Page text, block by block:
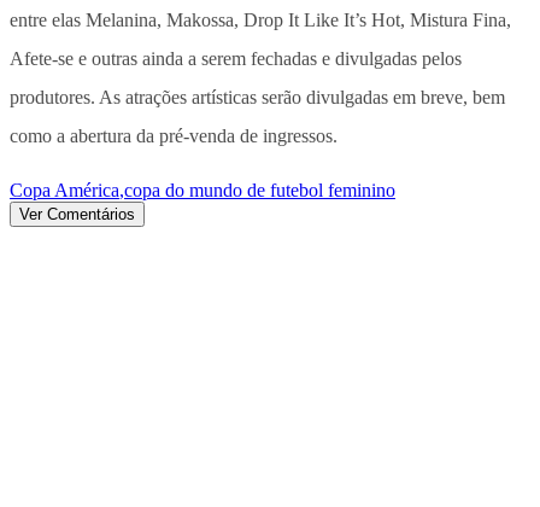
entre elas Melanina, Makossa, Drop It Like It’s Hot, Mistura Fina,
Afete-se e outras ainda a serem fechadas e divulgadas pelos
produtores. As atrações artísticas serão divulgadas em breve, bem
como a abertura da pré-venda de ingressos.
Copa América,copa do mundo de futebol feminino
Ver Comentários